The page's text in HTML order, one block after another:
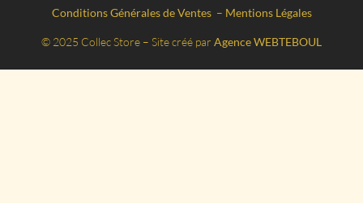
Conditions Générales de Ventes – Mentions Légales
© 2025 Collec Store – Site créé par Agence WEBTEBOUL